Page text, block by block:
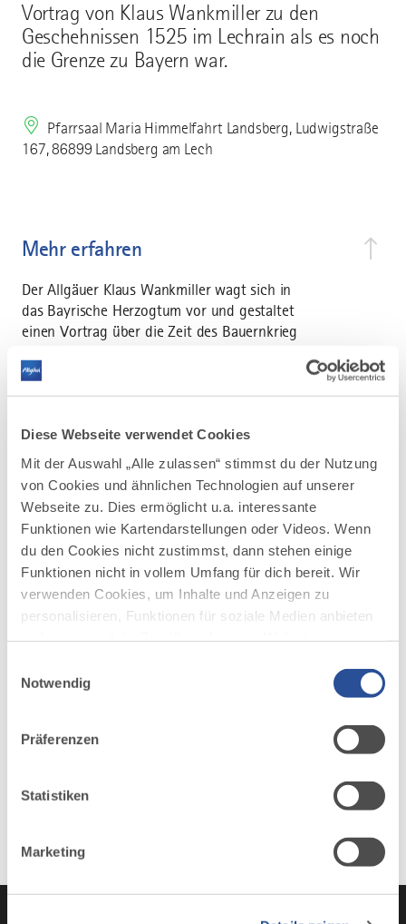
Diese Webseite verwendet Cookies
Mit der Auswahl „Alle zulassen“ stimmst du der Nutzung
von Cookies und ähnlichen Technologien auf unserer
Webseite zu. Dies ermöglicht u.a. interessante
Funktionen wie Kartendarstellungen oder Videos. Wenn
du den Cookies nicht zustimmst, dann stehen einige
Funktionen nicht in vollem Umfang für dich bereit. Wir
verwenden Cookies, um Inhalte und Anzeigen zu
personalisieren, Funktionen für soziale Medien anbieten
deiner Verwendung unserer Website an unsere Partner
möglicherweise mit weiteren Daten zusammen, die du
Nutzung der Dienste gesammelt haben.
Notwendig
Präferenzen
Statistiken
Marketing
Vortrag von Klaus Wankmiller zu den
Geschehnissen 1525 im Lechrain als es noch
die Grenze zu Bayern war.
Pfarrsaal Maria Himmelfahrt Landsberg, Ludwigstraße
167, 86899 Landsberg am Lech
Mehr erfahren
Der Allgäuer Klaus Wankmiller wagt sich in
das Bayrische Herzogtum vor und gestaltet
einen Vortrag über die Zeit des Bauernkrieg
Der Lechrain stellte immer eine Grenze
zwischen Bayern und dem Allgäu, heute ist es
Oberbayern.
AUF DER ALLGÄU KARTE